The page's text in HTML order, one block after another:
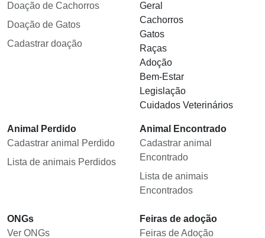
Doação de Cachorros
Doação de Gatos
Cadastrar doação
Geral
Cachorros
Gatos
Raças
Adoção
Bem-Estar
Legislação
Cuidados Veterinários
Animal Perdido
Cadastrar animal Perdido
Lista de animais Perdidos
Animal Encontrado
Cadastrar animal
Encontrado
Lista de animais
Encontrados
ONGs
Ver ONGs
Feiras de adoção
Feiras de Adoção